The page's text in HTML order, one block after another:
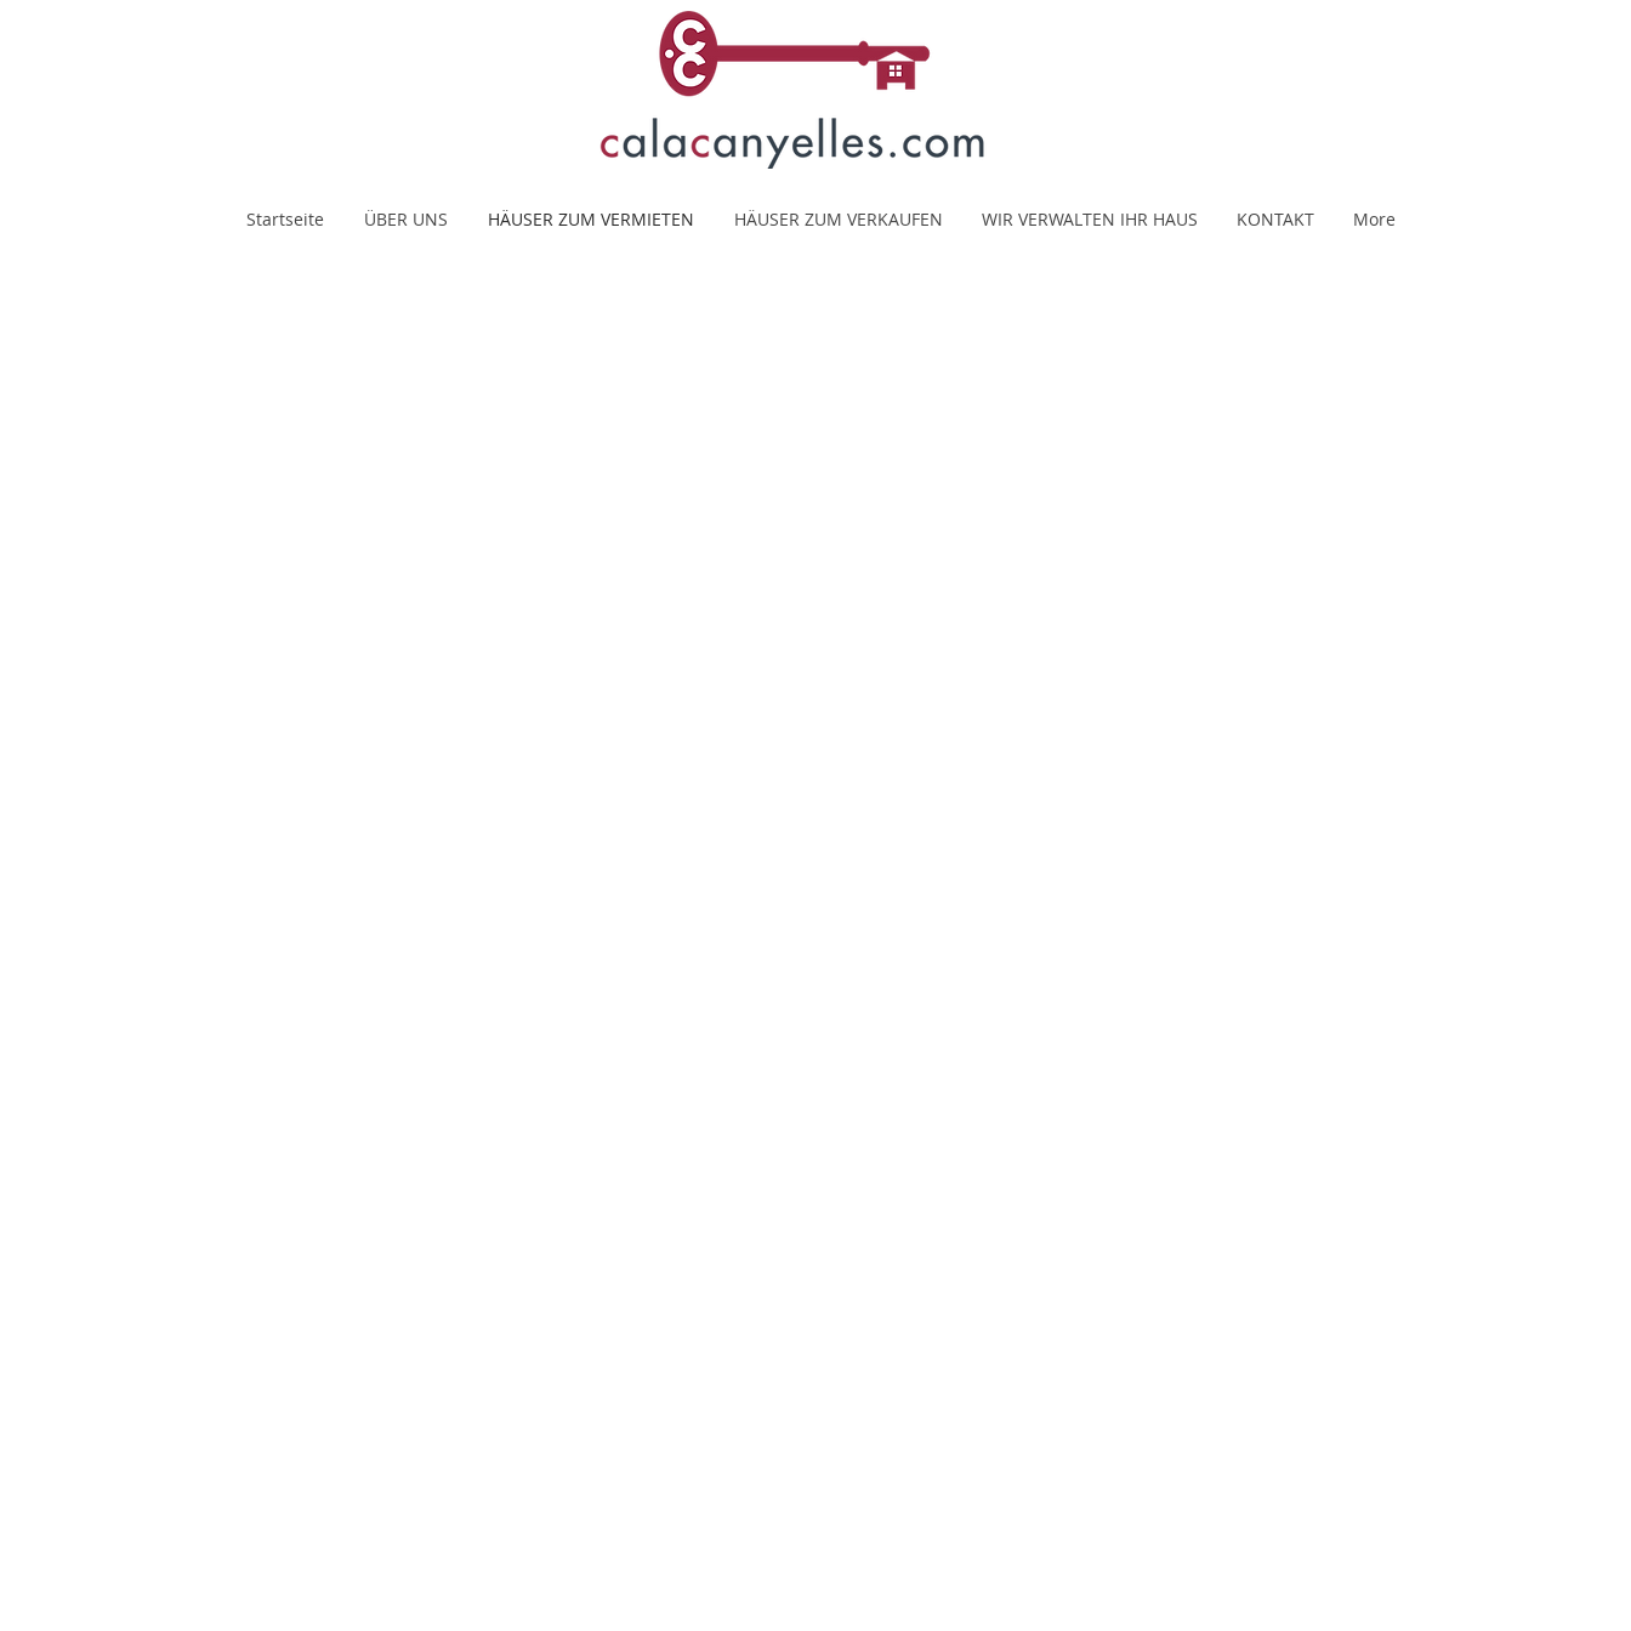
Startseite ÜBER UNS HÄUSER ZUM VERMIETEN HÄUSER ZUM VERKAUFEN WIR VERWALTEN IHR HAUS KONTAKT More